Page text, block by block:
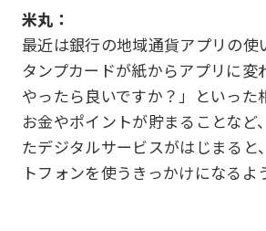
米丸：
最近は銀行の地域通貨アプリの使
タンプカードが紙からアプリに変
やったら良いですか？」といった
お金やポイントが貯まることなど
たデジタルサービスがはじまると
トフォンを使うきっかけになるよ